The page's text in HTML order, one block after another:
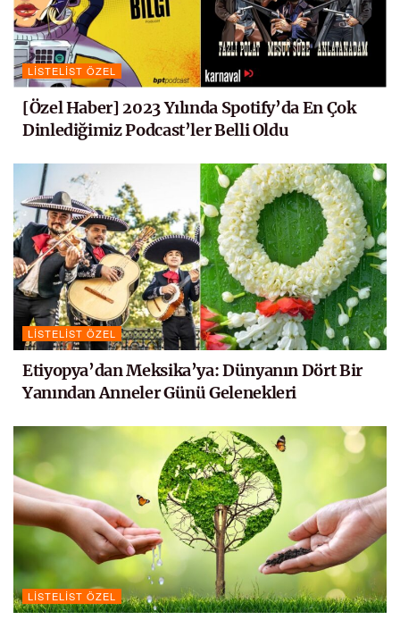
LISTELIST ÖZEL
[Özel Haber] 2023 Yılında Spotify’da En Çok
Dinlediğimiz Podcast’ler Belli Oldu
LISTELIST ÖZEL
Etiyopya’dan Meksika’ya: Dünyanın Dört Bir
Yanından Anneler Günü Gelenekleri
LISTELIST ÖZEL